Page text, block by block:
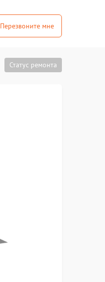
Перезвоните мне
Статус ремонта